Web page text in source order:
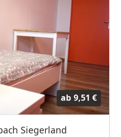
ab 9,51 €
Siegerland